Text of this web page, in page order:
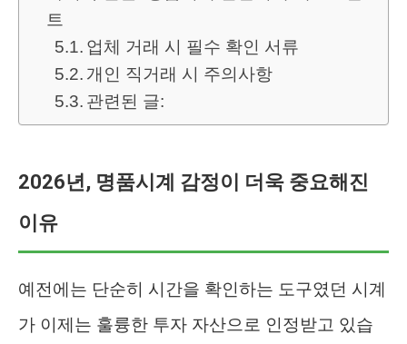
트
업체 거래 시 필수 확인 서류
개인 직거래 시 주의사항
관련된 글:
2026년, 명품시계 감정이 더욱 중요해진
이유
예전에는 단순히 시간을 확인하는 도구였던 시계
가 이제는 훌륭한 투자 자산으로 인정받고 있습